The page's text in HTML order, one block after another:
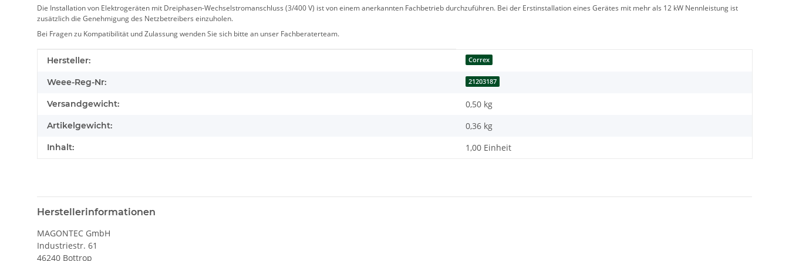
Die Installation von Elektrogeräten mit Dreiphasen-Wechselstromanschluss (3/400 V) ist von einem anerkannten Fachbetrieb durchzuführen. Bei der Erstinstallation eines Gerätes mit mehr als 12 kW Nennleistung ist
zusätzlich die Genehmigung des Netzbetreibers einzuholen.
Bei Fragen zu Kompatibilität und Zulassung wenden Sie sich bitte an unser Fachberaterteam.
Produkteigenschaft
Wert
Hersteller: Correx
Weee-Reg-Nr: 21203187
Versandgewicht: 0,50 kg
Artikelgewicht: 0,36 kg
Inhalt: 1,00 Einheit
Herstellerinformationen
MAGONTEC GmbH
Industriestr. 61
46240 Bottrop